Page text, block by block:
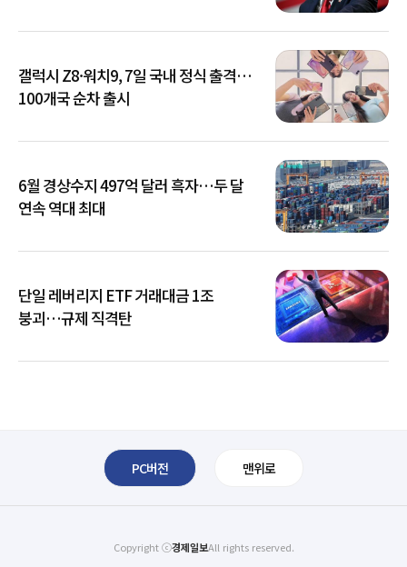
갤럭시 Z8·워치9, 7일 국내 정식 출격…
100개국 순차 출시
6월 경상수지 497억 달러 흑자…두 달
연속 역대 최대
단일 레버리지 ETF 거래대금 1조
붕괴…규제 직격탄
PC버전 맨위로
Copyright ⓒ경제일보All rights reserved.